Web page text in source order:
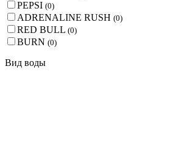
PEPSI (0)
ADRENALINE RUSH (0)
RED BULL (0)
BURN (0)
Вид воды